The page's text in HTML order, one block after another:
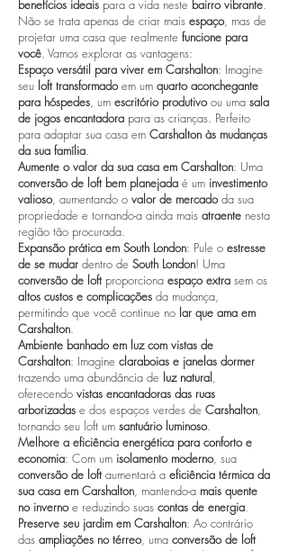
benefícios ideais para a vida neste bairro vibrante.
Não se trata apenas de criar mais espaço, mas de
projetar uma casa que realmente funcione para
você. Vamos explorar as vantagens:
Espaço versátil para viver em Carshalton: Imagine
seu loft transformadoem um quarto aconchegante
para hóspedes, um escritório produtivoou uma sala
de jogos encantadora para as crianças. Perfeito
para adaptar sua casa em Carshalton às mudanças
da sua família.
Aumente o valor da sua casa em Carshalton: Uma
conversão de loft bem planejada é um investimento
valioso, aumentando o valor de mercadoda sua
propriedade e tornando-a ainda mais atraente nesta
região tão procurada.
Expansão prática em South London: Pule o estresse
de se mudar dentro de South London! Uma
conversão de loftproporciona espaço extra sem os
altos custos e complicações da mudança,
permitindo que você continue no lar que ama em
Carshalton.
Ambiente banhado em luz com vistas de
Carshalton: Imagine claraboias e janelas dormer
trazendo uma abundância de luz natural,
oferecendo vistas encantadoras das ruas
arborizadas e dos espaços verdes de Carshalton,
tornando seu loft um santuário luminoso.
Melhore a eficiência energética para conforto e
economia: Com um isolamento moderno, sua
conversão de loftaumentará a eficiência térmica da
sua casa em Carshalton, mantendo-a mais quente
no invernoe reduzindo suas contas de energia.
Preserve seu jardim em Carshalton: Ao contrário
das ampliações no térreo, uma conversão de loft